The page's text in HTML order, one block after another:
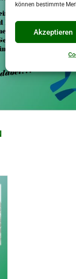
können bestimmte
Akzeptieren